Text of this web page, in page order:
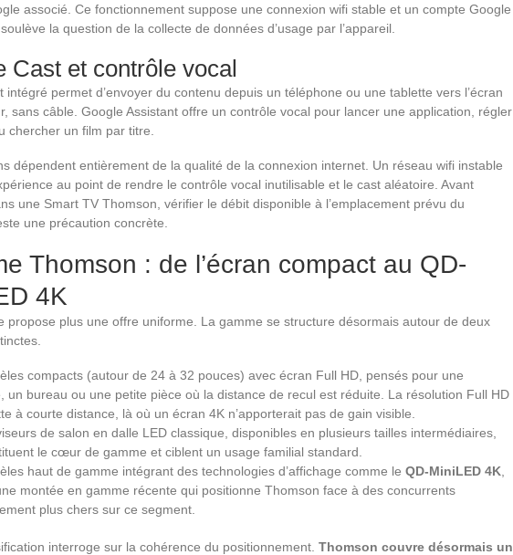
associé. Ce fonctionnement suppose une connexion wifi stable et un compte Google
la question de la collecte de données d’usage par l’appareil.
Cast et contrôle vocal
intégré permet d’envoyer du contenu depuis un téléphone ou une tablette vers l’écran
sans câble. Google Assistant offre un contrôle vocal pour lancer une application, régler
chercher un film par titre.
dépendent entièrement de la qualité de la connexion internet. Un réseau wifi instable
au point de rendre le contrôle vocal inutilisable et le cast aléatoire. Avant
une Smart TV Thomson, vérifier le débit disponible à l’emplacement prévu du
une précaution concrète.
Thomson : de l’écran compact au QD-
4K
propose plus une offre uniforme. La gamme se structure désormais autour de deux
compacts (autour de 24 à 32 pouces) avec écran Full HD, pensés pour une
un bureau ou une petite pièce où la distance de recul est réduite. La résolution Full HD
à courte distance, là où un écran 4K n’apporterait pas de gain visible.
de salon en dalle LED classique, disponibles en plusieurs tailles intermédiaires,
le cœur de gamme et ciblent un usage familial standard.
haut de gamme intégrant des technologies d’affichage comme le QD-MiniLED 4K
montée en gamme récente qui positionne Thomson face à des concurrents
plus chers sur ce segment.
interroge sur la cohérence du positionnement. Thomson couvre désormais un